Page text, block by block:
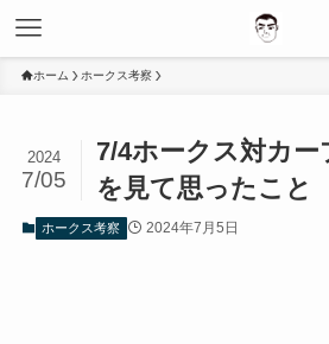
ホーム ホークス考察
7/4ホークス対カー
を見て思ったこと
2024
7/05
ホークス考察 2024年7月5日